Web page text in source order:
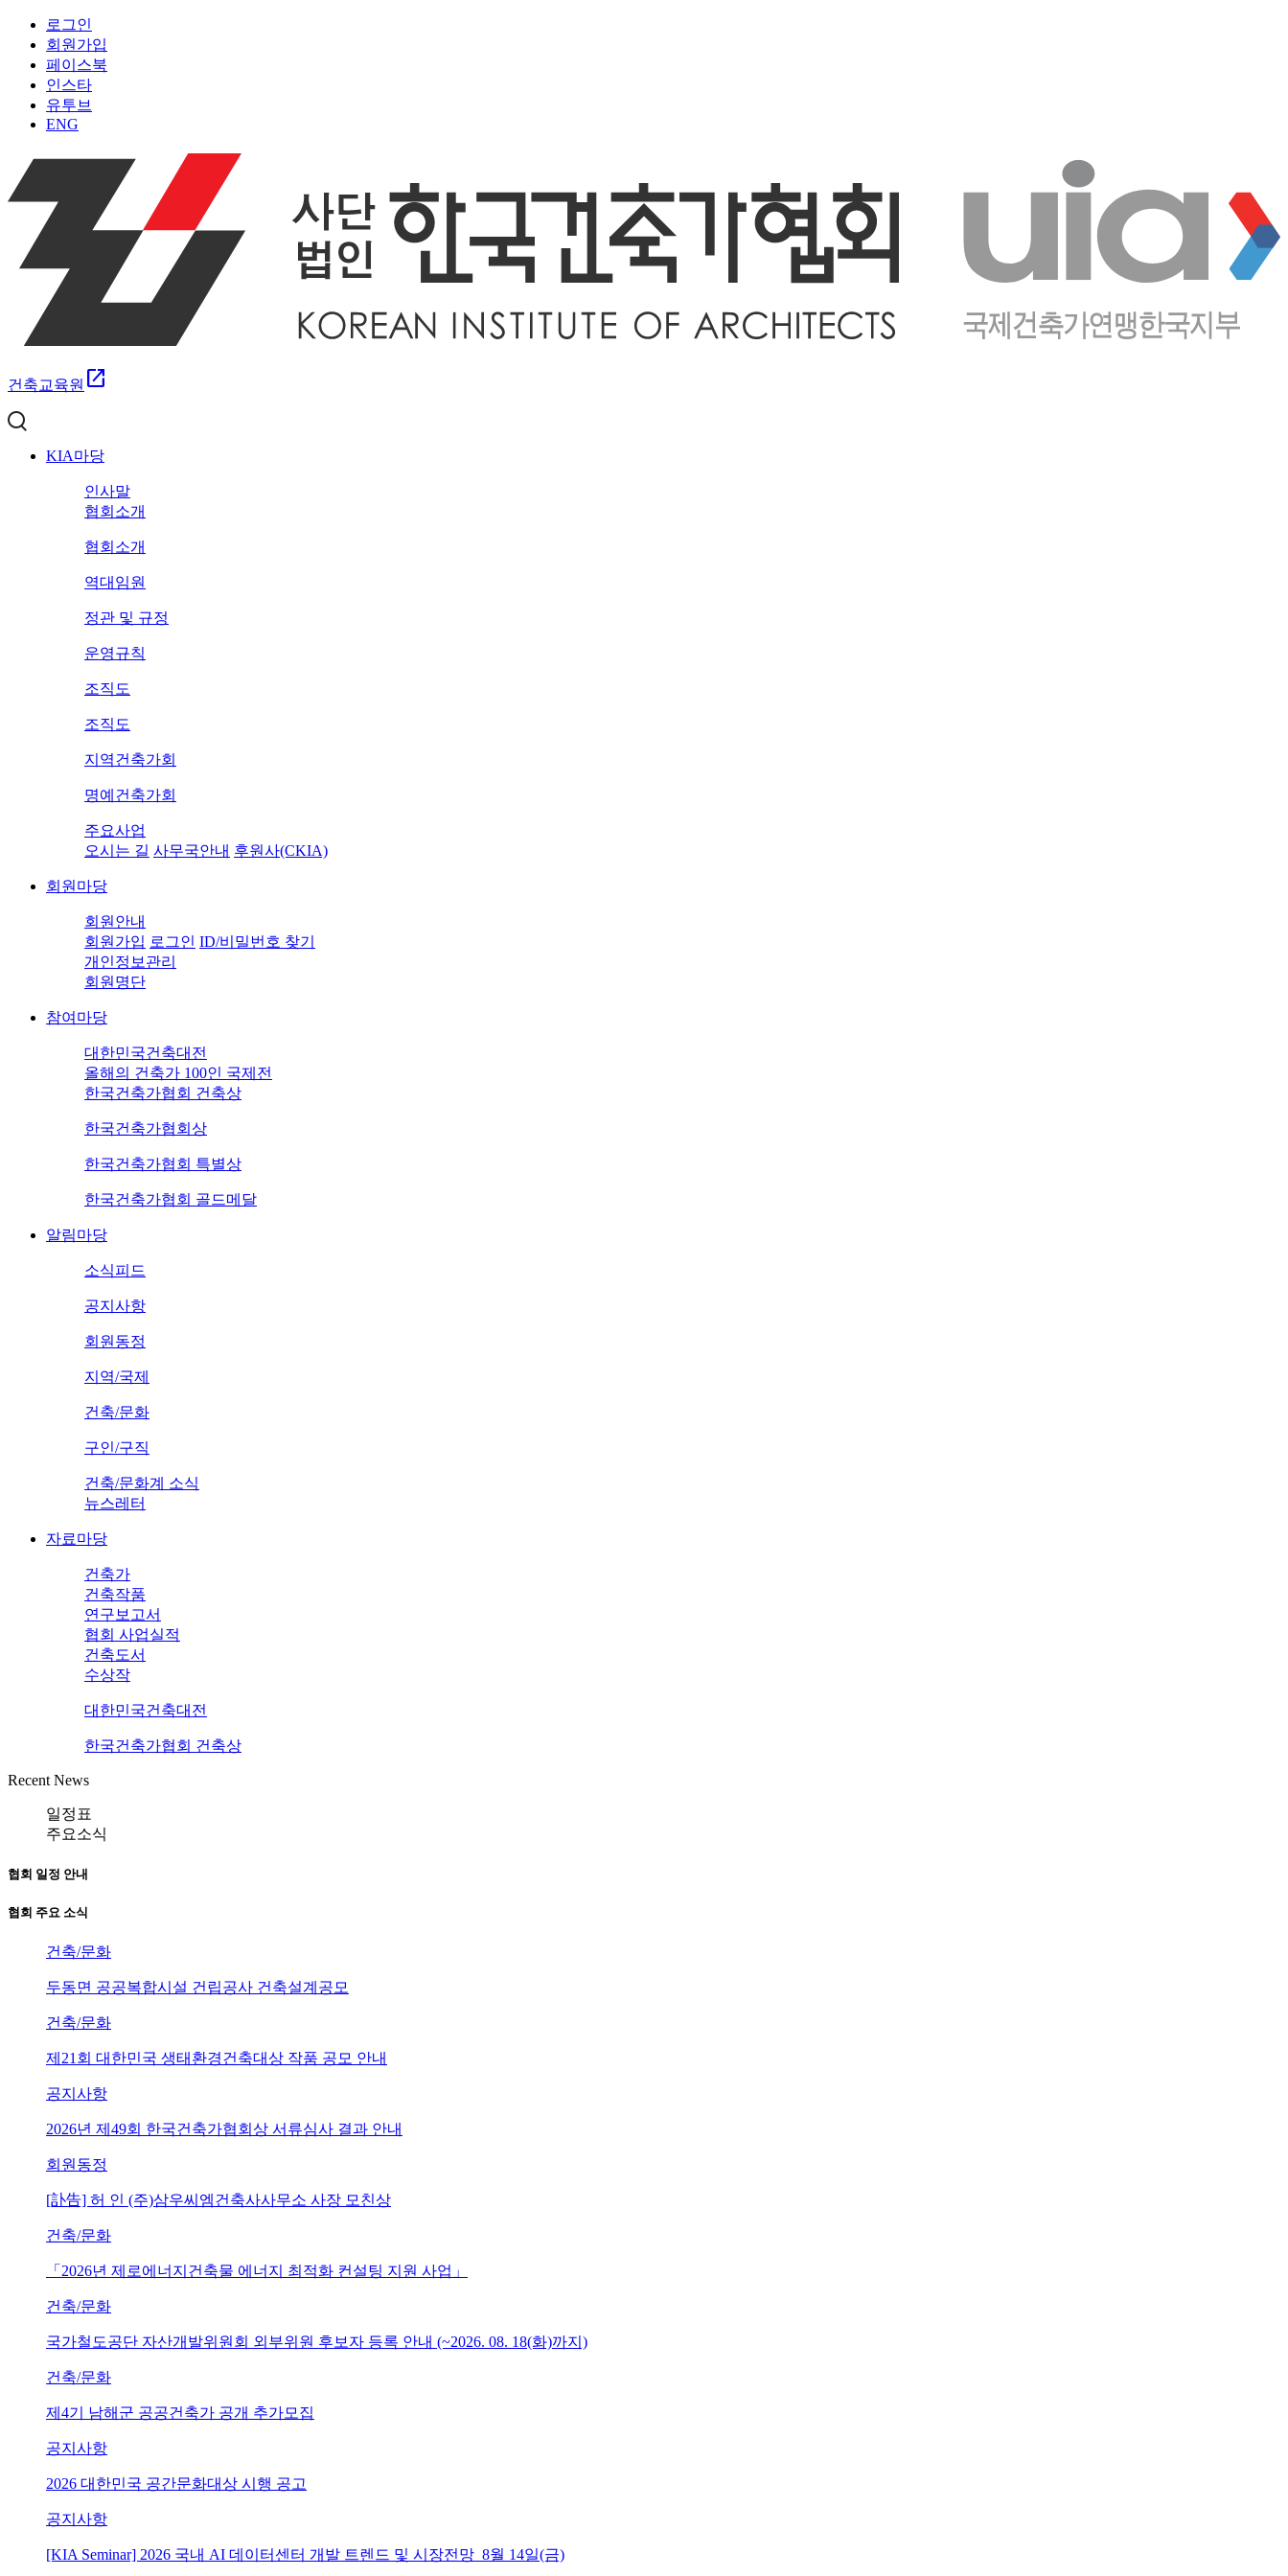
로그인
회원가입
페이스북
인스타
유투브
ENG
건축교육원 open_in_new
KIA마당
인사말
협회소개
협회소개
역대임원
정관 및 규정
운영규칙
조직도
조직도
지역건축가회
명예건축가회
주요사업
오시는 길 사무국안내 후원사(CKIA)
회원마당
회원안내
회원가입 로그인 ID/비밀번호 찾기
개인정보관리
회원명단
참여마당
대한민국건축대전
올해의 건축가 100인 국제전
한국건축가협회 건축상
한국건축가협회상
한국건축가협회 특별상
한국건축가협회 골드메달
알림마당
소식피드
공지사항
회원동정
지역/국제
건축/문화
구인/구직
건축/문화계 소식
뉴스레터
자료마당
건축가
건축작품
연구보고서
협회 사업실적
건축도서
수상작
대한민국건축대전
한국건축가협회 건축상
Recent News
일정표
주요소식
협회 일정 안내
협회 주요 소식
건축/문화
두동면 공공복합시설 건립공사 건축설계공모
건축/문화
제21회 대한민국 생태환경건축대상 작품 공모 안내
공지사항
2026년 제49회 한국건축가협회상 서류심사 결과 안내
회원동정
[訃告] 허 인 (주)삼우씨엠건축사사무소 사장 모친상
건축/문화
「2026년 제로에너지건축물 에너지 최적화 컨설팅 지원 사업」
건축/문화
국가철도공단 자산개발위원회 외부위원 후보자 등록 안내 (~2026. 08. 18(화)까지)
건축/문화
제4기 남해군 공공건축가 공개 추가모집
공지사항
2026 대한민국 공간문화대상 시행 공고
공지사항
[KIA Seminar] 2026 국내 AI 데이터센터 개발 트렌드 및 시장전망_8월 14일(금)